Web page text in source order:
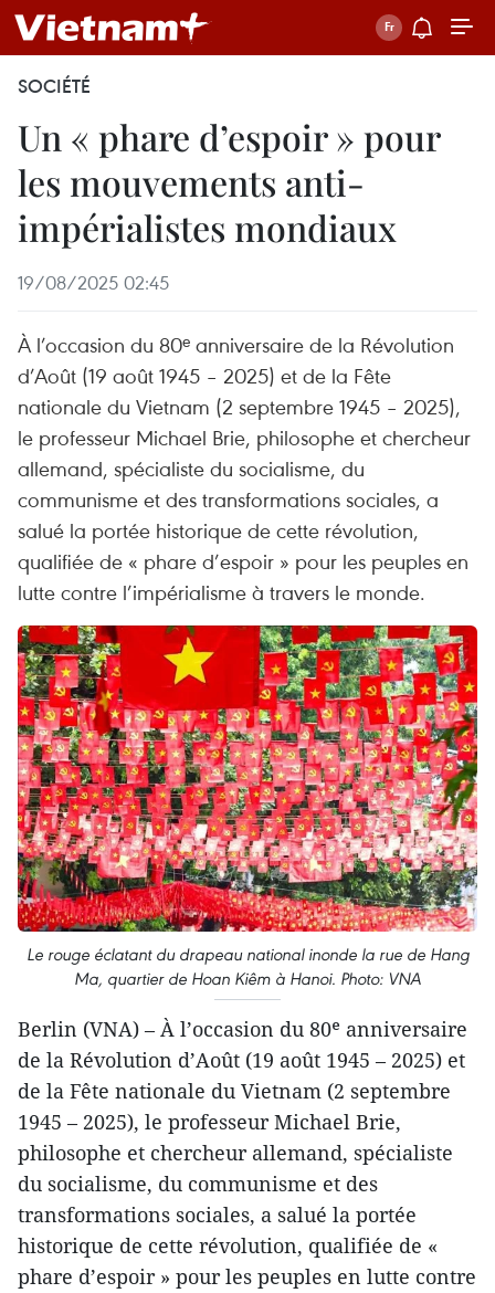
SOCIÉTÉ
Un « phare d’espoir » pour
les mouvements anti-
impérialistes mondiaux
19/08/2025 02:45
À l’occasion du 80ᵉ anniversaire de la Révolution
d’Août (19 août 1945 – 2025) et de la Fête
nationale du Vietnam (2 septembre 1945 – 2025),
le professeur Michael Brie, philosophe et chercheur
allemand, spécialiste du socialisme, du
communisme et des transformations sociales, a
salué la portée historique de cette révolution,
qualifiée de « phare d’espoir » pour les peuples en
lutte contre l’impérialisme à travers le monde.
Le rouge éclatant du drapeau national inonde la rue de Hang
Ma, quartier de Hoan Kiêm à Hanoi. Photo: VNA
Berlin (VNA) – À l’occasion du 80ᵉ anniversaire
de la Révolution d’Août (19 août 1945 – 2025) et
de la Fête nationale du Vietnam (2 septembre
1945 – 2025), le professeur Michael Brie,
philosophe et chercheur allemand, spécialiste
du socialisme, du communisme et des
transformations sociales, a salué la portée
historique de cette révolution, qualifiée de «
phare d’espoir » pour les peuples en lutte contre